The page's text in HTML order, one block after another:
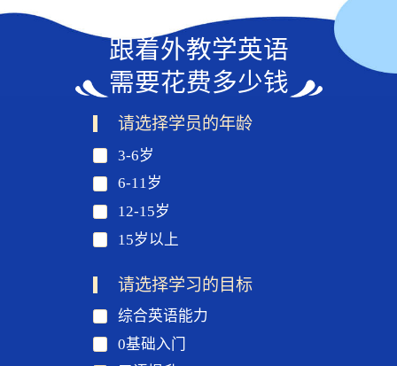
跟着外教学英语
需要花费多少钱
请选择学员的年龄
3-6岁
6-11岁
12-15岁
15岁以上
请选择学习的目标
综合英语能力
0基础入门